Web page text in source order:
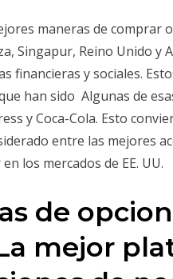
maneras de comprar
Singapur, Reino Unido y
financieras y sociales.
han sido Algunas de
y Coca-Cola. Esto
entre las mejores
los mercados de EE. UU.
de
mejor